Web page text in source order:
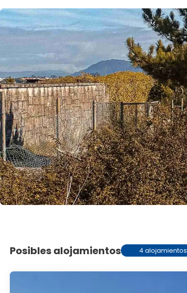
Posibles alojamientos 4 alojamientos